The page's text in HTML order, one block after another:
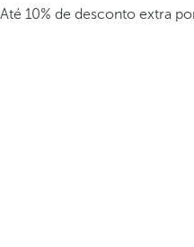
Até 10% de desconto extra